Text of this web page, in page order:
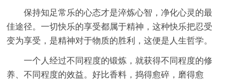
保持知足常乐的心态才是淬炼心智，净化心灵的最
佳途径。一切快乐的享受都属于精神，这种快乐把忍受
变为享受，是精神对于物质的胜利，这便是人生哲学。
一个人经过不同程度的锻炼，就获得不同程度的修
养、不同程度的效益。好比香料，捣得愈碎，磨得愈